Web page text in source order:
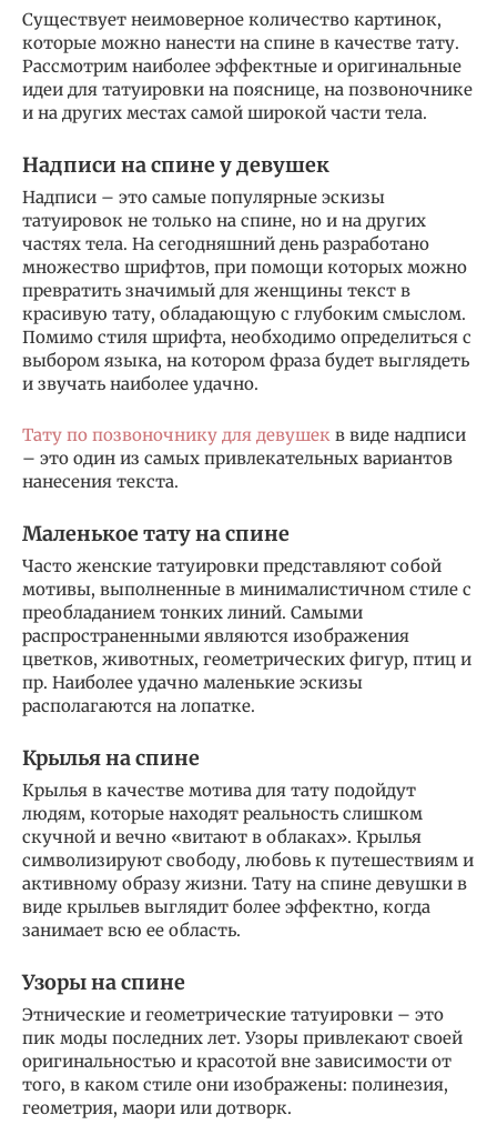
Существует неимоверное количество картинок,
которые можно нанести на спине в качестве тату.
Рассмотрим наиболее эффектные и оригинальные
идеи для татуировки на пояснице, на позвоночнике
и на других местах самой широкой части тела.
Надписи на спине у девушек
Надписи – это самые популярные эскизы
татуировок не только на спине, но и на других
частях тела. На сегодняшний день разработано
множество шрифтов, при помощи которых можно
превратить значимый для женщины текст в
красивую тату, обладающую с глубоким смыслом.
Помимо стиля шрифта, необходимо определиться с
выбором языка, на котором фраза будет выглядеть
и звучать наиболее удачно.
Тату по позвоночнику для девушек в виде надписи
– это один из самых привлекательных вариантов
нанесения текста.
Маленькое тату на спине
Часто женские татуировки представляют собой
мотивы, выполненные в минималистичном стиле с
преобладанием тонких линий. Самыми
распространенными являются изображения
цветков, животных, геометрических фигур, птиц и
пр. Наиболее удачно маленькие эскизы
располагаются на лопатке.
Крылья на спине
Крылья в качестве мотива для тату подойдут
людям, которые находят реальность слишком
скучной и вечно «витают в облаках». Крылья
символизируют свободу, любовь к путешествиям и
активному образу жизни. Тату на спине девушки в
виде крыльев выглядит более эффектно, когда
занимает всю ее область.
Узоры на спине
Этнические и геометрические татуировки – это
пик моды последних лет. Узоры привлекают своей
оригинальностью и красотой вне зависимости от
того, в каком стиле они изображены: полинезия,
геометрия, маори или дотворк.